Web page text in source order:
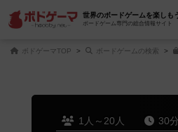
世界のボードゲームを楽しも
ボードゲーム専門の総合情報サイト
ボドゲーマTOP ボードゲームの検索
1人～20人 30